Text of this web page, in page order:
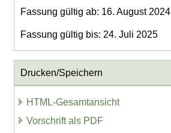
Fassung gültig ab: 16. August 2024
Fassung gültig bis: 24. Juli 2025
Drucken/Speichern
HTML-Gesamtansicht
Vorschrift als PDF